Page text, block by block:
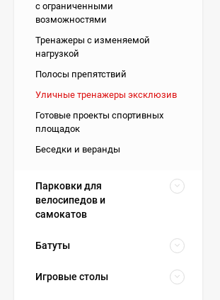
с ограниченными
возможностями
Тренажеры с изменяемой
нагрузкой
Полосы препятствий
Уличные тренажеры эксклюзив
Готовые проекты спортивных
площадок
Беседки и веранды
Парковки для
велосипедов и
самокатов
Батуты
Игровые столы